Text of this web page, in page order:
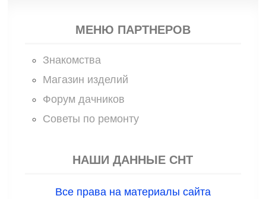
МЕНЮ ПАРТНЕРОВ
Знакомства
Магазин изделий
Форум дачников
Советы по ремонту
НАШИ ДАННЫЕ СНТ
Все права на материалы сайта